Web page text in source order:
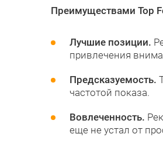
Преимуществами Top
Лучшие позиции.
привлечения
Предсказуемость.
частотой показа.
Вовлеченность.
еще не устал от